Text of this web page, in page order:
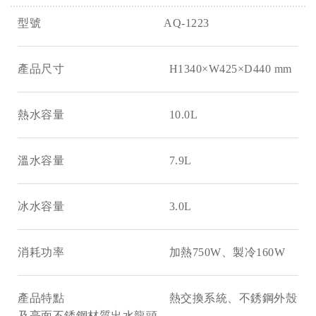
型號 AQ-1223
產品尺寸 H1340×W425×D440 mm
熱水容量 10.0L
溫水容量 7.9L
冰水容量 3.0L
消耗功率 加熱750W、製冷160W
產品特點 熱交換系統、不銹鋼外殼